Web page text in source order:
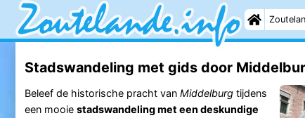
Stadswandeling met gids door
Beleef de historische pracht van Middelburgtijdens
een mooie stadswandeling met een deskundige